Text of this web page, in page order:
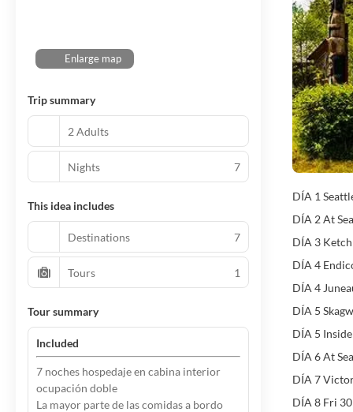
DÍA 1
DÍA 2 At
DÍA 3
DÍA 4
DÍA 4
DÍA 5
DÍA 5
DÍA 6 At
DÍA 7
DÍA 8 Fri
Enlarge map
Trip summary
2 Adults
Nights 7
This idea includes
Destinations 7
Tours 1
Tour summary
Included
7 noches hospedaje en cabina interior
ocupación doble
La mayor parte de las comidas a bordo